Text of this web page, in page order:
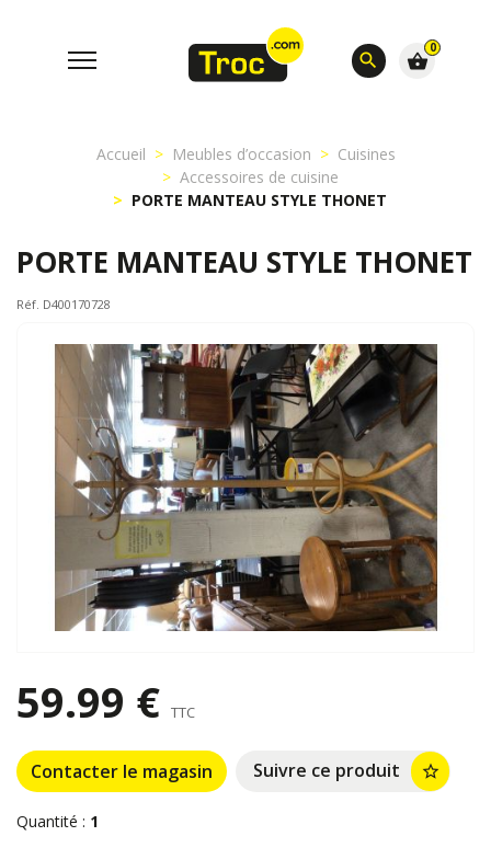
search
0
shopping_basket
Accueil Meubles d’occasion
Cuisines
Accessoires de cuisine
PORTE MANTEAU STYLE THONET
PORTE MANTEAU STYLE THONET
Réf. D400170728
59.99 € TTC
Contacter le magasin Suivre ce produit star_border
Quantité : 1